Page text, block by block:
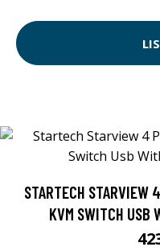
STARTECH STARVIEW
KVM SWITCH USB